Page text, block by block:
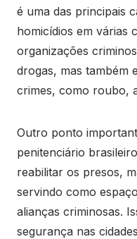
é uma das principais
homicídios em várias
organizações
drogas, mas também
crimes, como roubo,
Outro ponto
penitenciário
reabilitar os presos,
servindo como
alianças criminosas.
segurança nas